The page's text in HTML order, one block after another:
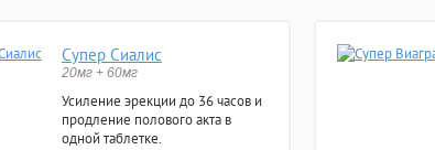
Супер Сиалис
20мг + 60мг
Усиление эрекции до 36 часов и
продление полового акта в
одной таблетке.